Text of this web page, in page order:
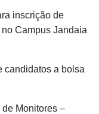
inscrição de
Campus Jandaia
candidatos a bolsa
Monitores –